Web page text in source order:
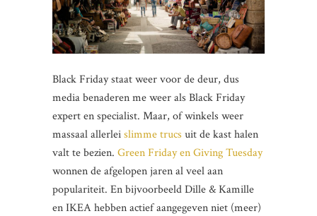
Black Friday staat weer voor de deur, dus
media benaderen me weer als Black Friday
expert en specialist. Maar, of winkels weer
massaal allerleislimme trucs uit de kast halen
valt te bezien. Green Friday en Giving Tuesday
wonnen de afgelopen jaren al veel aan
populariteit. En bijvoorbeeld Dille & Kamille
en IKEA hebben actief aangegeven niet (meer)